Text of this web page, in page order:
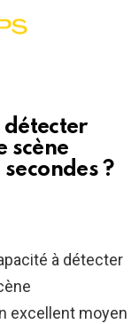
détecter
scène
?
à détecter
excellent moyen